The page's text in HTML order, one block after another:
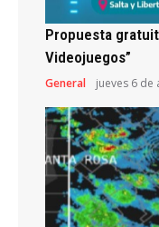
Propuesta
Videojuegos”
General jueves 6 de